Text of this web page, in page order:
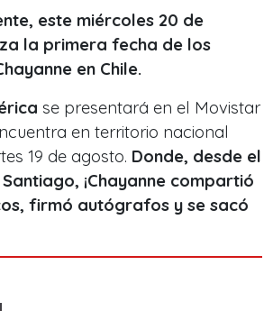
este miércoles 20 de
la primera fecha de los
en Chile.
se presentará en el Movistar
en territorio nacional
19 de agosto. Donde, desde el
¡Chayanne compartió
firmó autógrafos y se sacó